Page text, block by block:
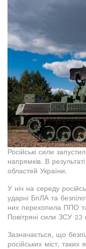
Російські сили
напрямків. В
областей України.
У ніч на середу
ударні БпЛА та
них перехопила ППО
Повітряні сили ЗСУ 23
Зазначається, що
російських міст,